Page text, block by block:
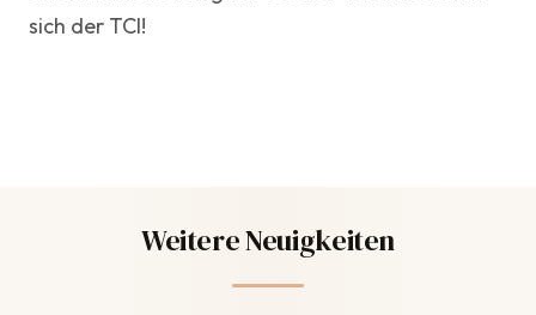
sich der TCI!
Weitere Neuigkeiten